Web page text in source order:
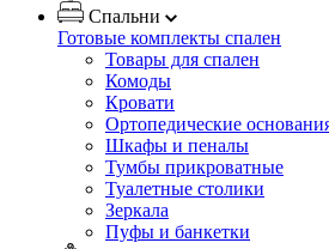
Спальни
Готовые комплекты спален
Товары для спален
Комоды
Кровати
Ортопедические
Шкафы и пеналы
Тумбы прикроватные
Туалетные столики
Зеркала
Пуфы и банкетки